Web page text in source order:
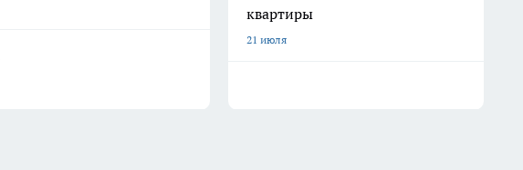
квартиры
21 июля